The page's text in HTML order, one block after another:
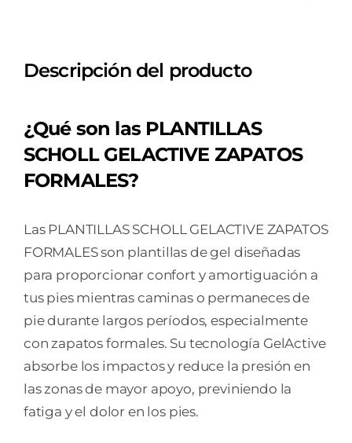
FORMALES
TALLA
L
cantidad
Descripción del producto
¿Qué son las PLANTILLAS
SCHOLL GELACTIVE ZAPATOS
FORMALES?
Las PLANTILLAS SCHOLL GELACTIVE ZAPATOS
FORMALES son plantillas de gel diseñadas
para proporcionar confort y amortiguación a
tus pies mientras caminas o permaneces de
pie durante largos períodos, especialmente
con zapatos formales. Su tecnología GelActive
absorbe los impactos y reduce la presión en
las zonas de mayor apoyo, previniendo la
fatiga y el dolor en los pies.